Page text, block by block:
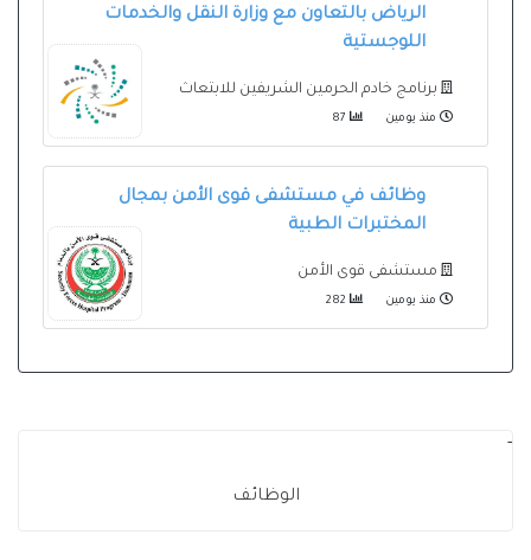
الرياض بالتعاون مع وزارة النقل والخدمات
اللوجستية
برنامج خادم الحرمين الشريفين للابتعاث
منذ يومين
وظائف في مستشفى قوى الأمن بمجال
المختبرات الطبية
مستشفى قوى الأمن
منذ يومين
-
الوظائف